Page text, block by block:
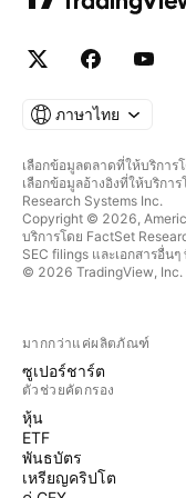
ภาษาไทย
เลือกข้อมูลตลาดที่ให้บริการ
เลือกข้อมูลอ้างอิงที่ให้บริกา
Research Systems Inc.
Copyright © 2026,
บริการโดย FactSet
SEC filings และเอกสารอื่น
© 2026 TradingView, Inc.
มากกว่าแค่ผลิตภัณฑ์
ซูเปอร์ชาร์ต
ตัวช่วยคัดกรอง
หุ้น
ETF
พันธบัตร
เหรียญคริปโต